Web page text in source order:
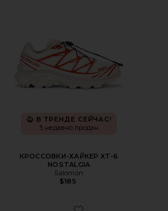
В ТРЕНДЕ СЕЙЧАС!
5 недавно продан
КРОССОВКИ-ХАЙКЕР XT-6
NOSTALGIA
Salomon
$185